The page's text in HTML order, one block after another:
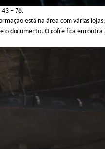
43 – 78.
está na área com várias
o documento. O cofre fica em